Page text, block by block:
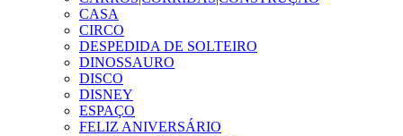
CASA
CIRCO
DESPEDIDA DE SOLTEIRO
DINOSSAURO
DISCO
DISNEY
ESPAÇO
FELIZ ANIVERSÁRIO